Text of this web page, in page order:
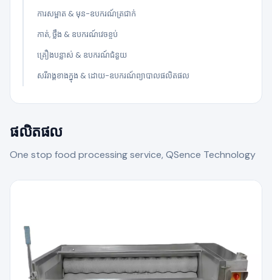
ការសម្អាត & មុន-ឧបករណ៍ត្រជាក់
កាត់, ថ្លឹង & ឧបករណ៍វេចខ្ចប់
គ្រឿងបន្លាស់ & ឧបករណ៍ជំនួយ
សរីរាង្គខាងក្នុង & ដោយ-ឧបករណ៍ព្យាបាលផលិតផល
ផលិតផល
One stop food processing service, QSence Technology